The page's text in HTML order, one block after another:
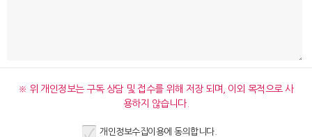
※ 위 개인정보는 구독 상담 및 접수를 위해 저장 되며, 이외 목적으로 사
용하지 않습니다.
개인정보수집이용에 동의합니다.